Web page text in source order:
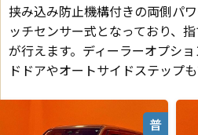
挟み込み防止機構付きの両側パ
ッチセンサー式となっており、
が行えます。ディーラーオプシ
ドドアやオートサイドステップも
普